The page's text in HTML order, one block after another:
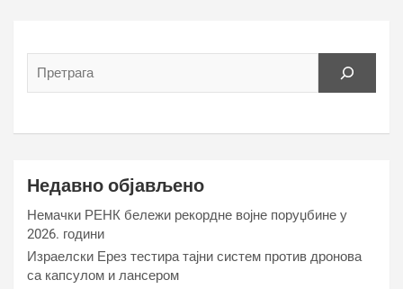
Недавно објављено
Немачки РЕНК бележи рекордне војне поруџбине у
2026. години
Израелски Ерез тестира тајни систем против дронова
са капсулом и лансером